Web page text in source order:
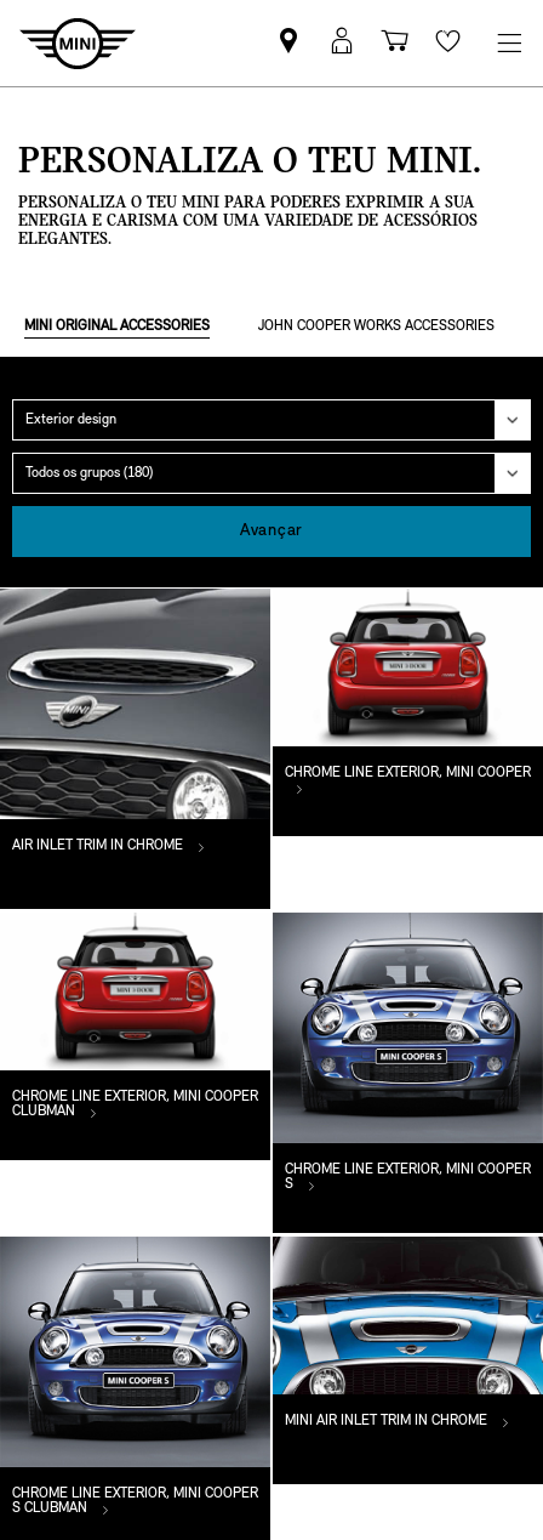
Pesquisar
parceiro
Iniciar
sessão
Carrinho
de
Wishlist
PERSONALIZA O TEU MINI.
PERSONALIZA O TEU MINI PARA PODERES EXPRIMIR A SUA
ENERGIA E CARISMA COM UMA VARIEDADE DE ACESSÓRIOS
ELEGANTES.
MINI ORIGINAL ACCESSORIES JOHN COOPER WORKS ACCESSORIES
Categoria
Grupo
Avançar
AIR INLET TRIM IN CHROME
CHROME LINE EXTERIOR, MINI COOPER
CHROME LINE EXTERIOR, MINI COOPER
CLUBMAN
CHROME LINE EXTERIOR, MINI COOPER
S
CHROME LINE EXTERIOR, MINI COOPER
S CLUBMAN
MINI AIR INLET TRIM IN CHROME